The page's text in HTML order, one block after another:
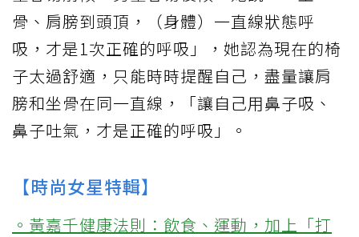
骨、肩膀到頭頂，（身體）一直線狀態呼
吸，才是1次正確的呼吸」，她認為現在的椅
子太過舒適，只能時時提醒自己，盡量讓肩
膀和坐骨在同一直線，「讓自己用鼻子吸、
鼻子吐氣，才是正確的呼吸」。
【時尚女星特輯】
。黃嘉千健康法則：飲食、運動，加上「打